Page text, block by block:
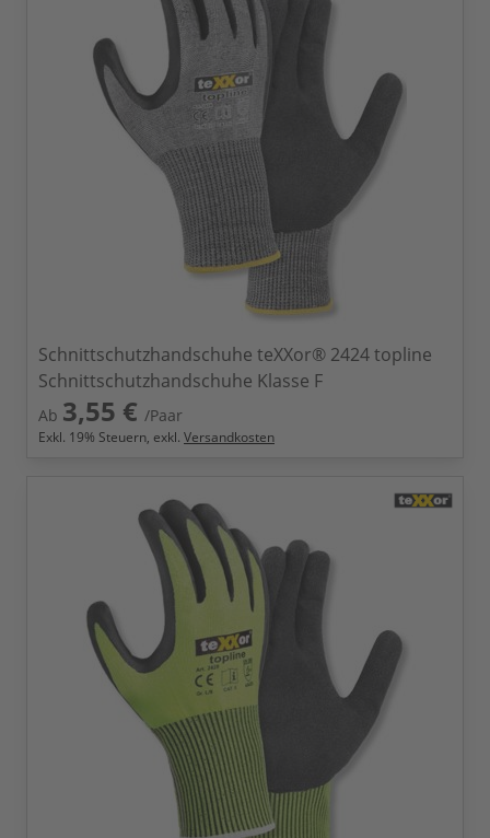
Schnittschutzhandschuhe teXXor® 2424 topline
Schnittschutzhandschuhe Klasse F
Ab 3,55 € /Paar
Exkl. 19% Steuern, exkl. Versandkosten